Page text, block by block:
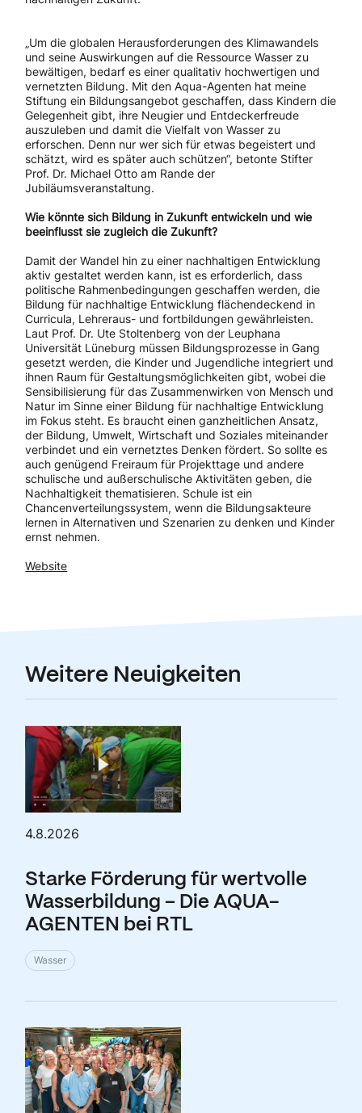
„Um die globalen Herausforderungen des Klimawandels
und seine Auswirkungen auf die Ressource Wasser zu
bewältigen, bedarf es einer qualitativ hochwertigen und
vernetzten Bildung. Mit den Aqua-Agenten hat meine
Stiftung ein Bildungsangebot geschaffen, dass Kindern die
Gelegenheit gibt, ihre Neugier und Entdeckerfreude
auszuleben und damit die Vielfalt von Wasser zu
erforschen. Denn nur wer sich für etwas begeistert und
schätzt, wird es später auch schützen“, betonte Stifter
Prof. Dr. Michael Otto am Rande der
Jubiläumsveranstaltung.
Wie könnte sich Bildung in Zukunft entwickeln und wie
beeinflusst sie zugleich die Zukunft?
Damit der Wandel hin zu einer nachhaltigen Entwicklung
aktiv gestaltet werden kann, ist es erforderlich, dass
politische Rahmenbedingungen geschaffen werden, die
Bildung für nachhaltige Entwicklung flächendeckend in
Curricula, Lehreraus- und fortbildungen gewährleisten.
Laut Prof. Dr. Ute Stoltenberg von der Leuphana
Universität Lüneburg müssen Bildungsprozesse in Gang
gesetzt werden, die Kinder und Jugendliche integriert und
ihnen Raum für Gestaltungsmöglichkeiten gibt, wobei die
Sensibilisierung für das Zusammenwirken von Mensch und
Natur im Sinne einer Bildung für nachhaltige Entwicklung
im Fokus steht. Es braucht einen ganzheitlichen Ansatz,
der Bildung, Umwelt, Wirtschaft und Soziales miteinander
verbindet und ein vernetztes Denken fördert. So sollte es
auch genügend Freiraum für Projekttage und andere
schulische und außerschulische Aktivitäten geben, die
Nachhaltigkeit thematisieren. Schule ist ein
Chancenverteilungssystem, wenn die Bildungsakteure
lernen in Alternativen und Szenarien zu denken und Kinder
ernst nehmen.
Website
Weitere Neuigkeiten
4.8.2026
Starke Förderung für wertvolle
Wasserbildung – Die AQUA-
AGENTEN bei RTL
Wasser